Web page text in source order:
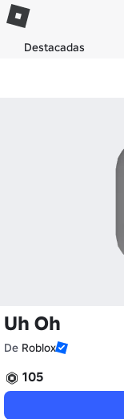
Destacadas
Uh Oh
De Roblox
105